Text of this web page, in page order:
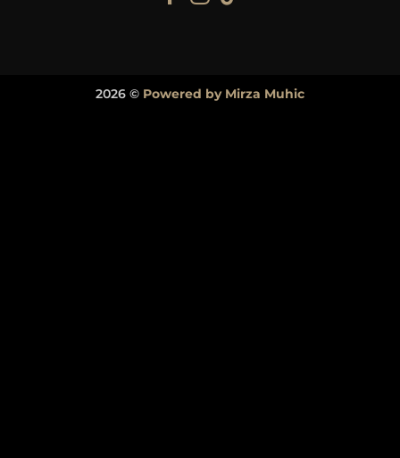
2026 © Powered by Mirza Muhic